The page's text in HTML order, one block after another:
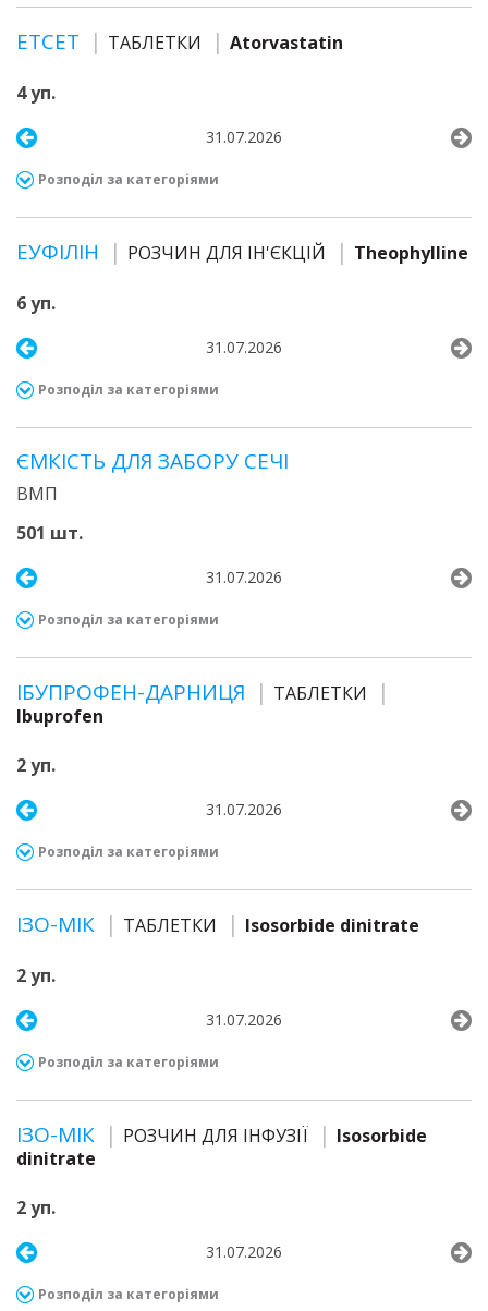
ЕТСЕТ ТАБЛЕТКИ Atorvastatin
4 уп.
31.07.2026
Розподіл за категоріями
ЕУФІЛІН РОЗЧИН ДЛЯ ІН'ЄКЦІЙ Theophylline
6 уп.
31.07.2026
Розподіл за категоріями
ЄМКІСТЬ ДЛЯ ЗАБОРУ СЕЧІ
ВМП
501 шт.
31.07.2026
Розподіл за категоріями
ІБУПРОФЕН-ДАРНИЦЯ
ТАБЛЕТКИ
Ibuprofen
2 уп.
31.07.2026
Розподіл за категоріями
ІЗО-МІК ТАБЛЕТКИ Isosorbide dinitrate
2 уп.
31.07.2026
Розподіл за категоріями
ІЗО-МІК РОЗЧИН ДЛЯ ІНФУЗІЇ
Isosorbide
dinitrate
2 уп.
31.07.2026
Розподіл за категоріями